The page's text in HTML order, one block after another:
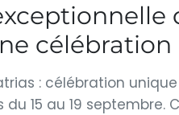
: célébration
du 15 au 19